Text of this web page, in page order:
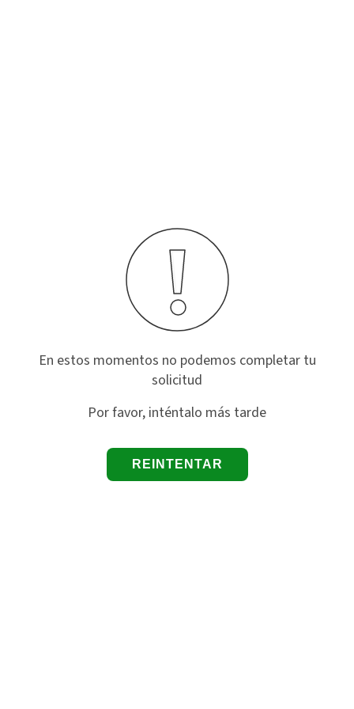
En estos momentos no podemos completar tu
solicitud
Por favor, inténtalo más tarde
REINTENTAR